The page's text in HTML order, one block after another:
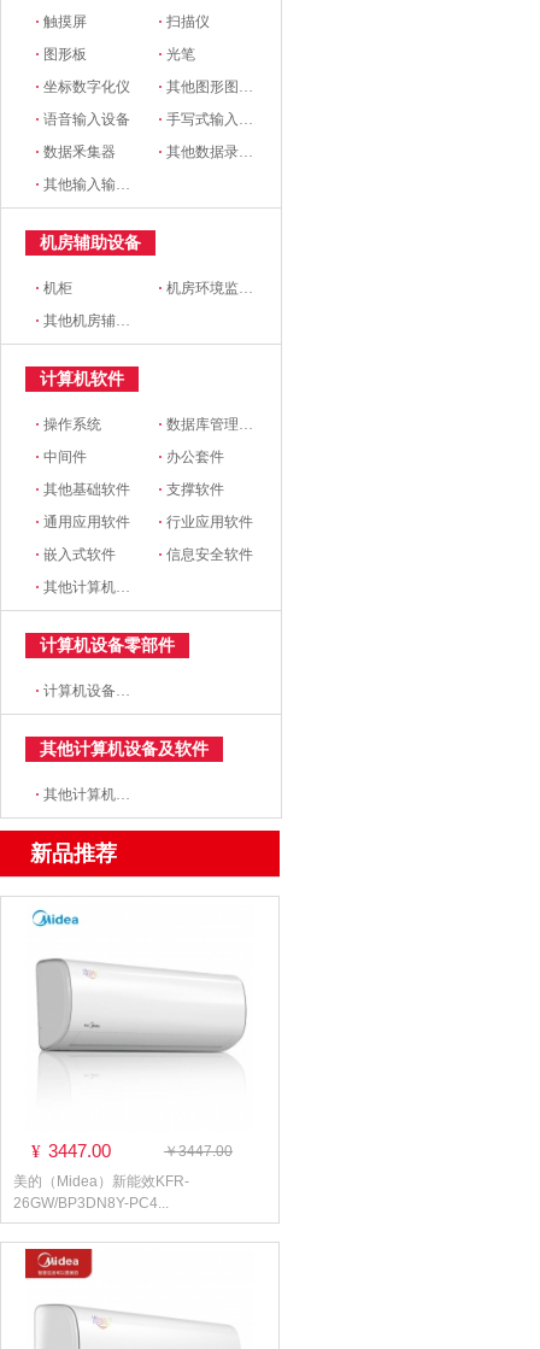
·触摸屏 ·扫描仪
· 图形板 ·光笔
·坐标数字化仪 ·其他图形图像输入设备
·语音输入设备 ·手写式输入设备
·数据釆集器 ·其他数据录入设备
·其他输入输出设备
机房辅助设备
·机柜 ·机房环境监控设备
·其他机房辅助设备
计算机软件
·操作系统 ·数据库管理系统
·中间件 · 办公套件
·其他基础软件 ·支撑软件
·通用应用软件 ·行业应用软件
·嵌入式软件 ·信息安全软件
·其他计算机软件
计算机设备零部件
·计算机设备零部件
其他计算机设备及软件
·其他计算机设备及软件
新品推荐
¥ 3447.00
￥3447.00
美的（Midea）新能效KFR-
26GW/BP3DN8Y-PC4...